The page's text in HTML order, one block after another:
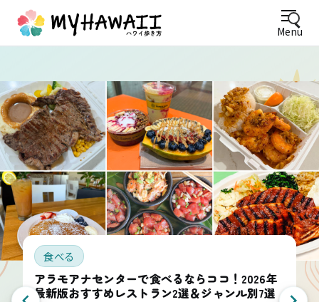
Menu
食べる
アラモアナセンターで食べるならココ！2026年
最新版おすすめレストラン2選＆ジャンル別7選